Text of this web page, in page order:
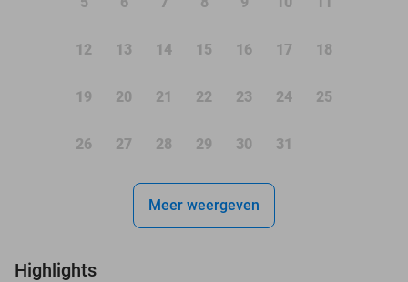
12 13 14 15 16 17 18
19 20 21 22 23 24 25
26 27 28 29 30 31
Meer weergeven
Highlights